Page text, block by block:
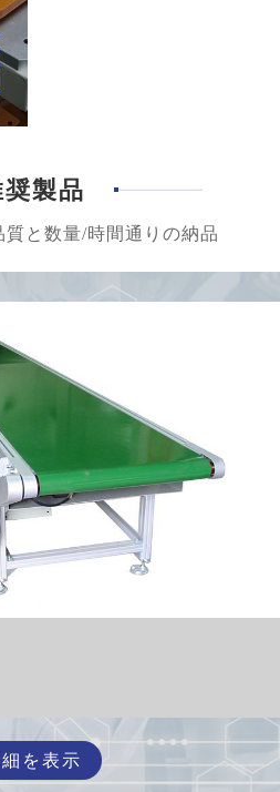
製品
と数量/時間通りの納品
を表示